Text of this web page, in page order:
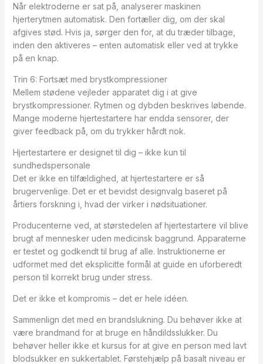
Når elektroderne er sat på, analyserer maskinen
hjerterytmen automatisk. Den fortæller dig, om der skal
afgives stød. Hvis ja, sørger den for, at du træder tilbage,
inden den aktiveres – enten automatisk eller ved at trykke
på en knap.
Trin 6: Fortsæt med brystkompressioner
Mellem stødene vejleder apparatet dig i at give
brystkompressioner. Rytmen og dybden beskrives løbende.
Mange moderne hjertestartere har endda sensorer, der
giver feedback på, om du trykker hårdt nok.
Hjertestartere er designet til dig – ikke kun til
sundhedspersonale
Det er ikke en tilfældighed, at hjertestartere er så
brugervenlige. Det er et bevidst designvalg baseret på
årtiers forskning i, hvad der virker i nødsituationer.
Producenterne ved, at størstedelen af hjertestartere vil blive
brugt af mennesker uden medicinsk baggrund. Apparaterne
er testet og godkendt til brug af alle. Instruktionerne er
udformet med det eksplicitte formål at guide en uforberedt
person til korrekt brug under stress.
Det er ikke et kompromis – det er hele idéen.
Sammenlign det med en brandslukning. Du behøver ikke at
være brandmand for at bruge en håndildsslukker. Du
behøver heller ikke et kursus for at give en person med lavt
blodsukker en sukkertablet. Førstehjælp på basalt niveau er